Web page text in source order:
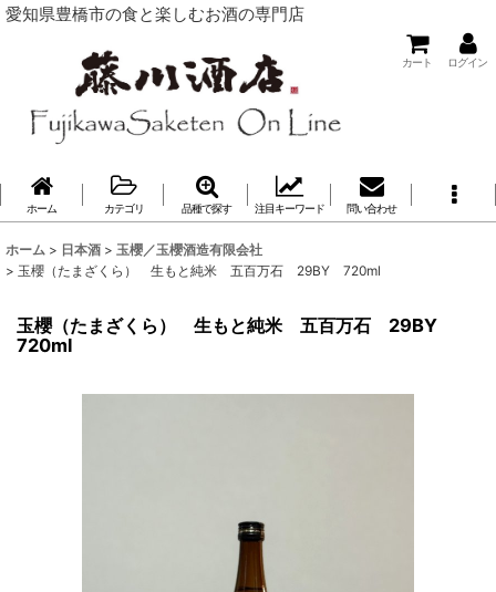
愛知県豊橋市の食と楽しむお酒の専門店
カート ログイン
ホーム カテゴリ 品種で探す 注目キーワード 問い合わせ
ホーム > 日本酒 > 玉櫻／玉櫻酒造有限会社
> 玉櫻（たまざくら） 生もと純米 五百万石 29BY 720ml
玉櫻（たまざくら） 生もと純米 五百万石 29BY
720ml